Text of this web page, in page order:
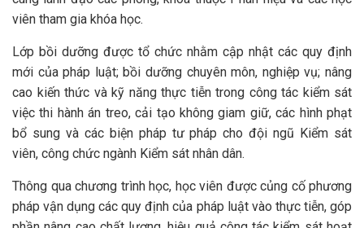
viên tham gia khóa học.
Lớp bồi dưỡng được tổ chức nhằm cập nhật các quy định
mới của pháp luật; bồi dưỡng chuyên môn, nghiệp vụ; nâng
cao kiến thức và kỹ năng thực tiễn trong công tác kiểm sát
việc thi hành án treo, cải tạo không giam giữ, các hình phạt
bổ sung và các biện pháp tư pháp cho đội ngũ Kiểm sát
viên, công chức ngành Kiểm sát nhân dân.
Thông qua chương trình học, học viên được củng cố phương
pháp vận dụng các quy định của pháp luật vào thực tiễn, góp